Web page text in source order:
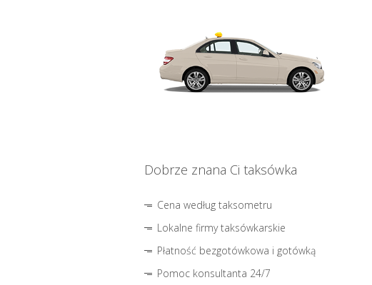
Dobrze znana Ci taksówka
Cena według taksometru
Lokalne firmy taksówkarskie
Płatność bezgotówkowa i gotówką
Pomoc konsultanta 24/7